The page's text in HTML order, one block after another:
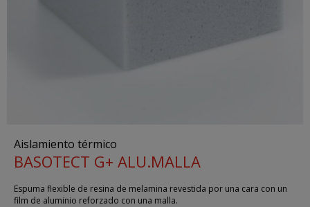
Aislamiento térmico
BASOTECT G+ ALU.MALLA
Espuma flexible de resina de melamina revestida por una cara con un
film de aluminio reforzado con una malla.